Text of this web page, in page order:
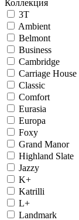
Коллекция
3T
Ambient
Belmont
Business
Cambridge
Carriage House
Classic
Comfort
Eurasia
Europa
Foxy
Grand Manor
Highland Slate
Jazzy
K+
Katrilli
L+
Landmark